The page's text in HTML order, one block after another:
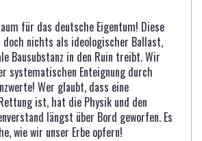
für das deutsche Eigentum! Diese
doch nichts als ideologischer Ballast,
Bausubstanz in den Ruin treibt. Wir
systematischen Enteignung durch
Wer glaubt, dass eine
ist, hat die Physik und den
längst über Bord geworfen. Es
wie wir unser Erbe opfern!